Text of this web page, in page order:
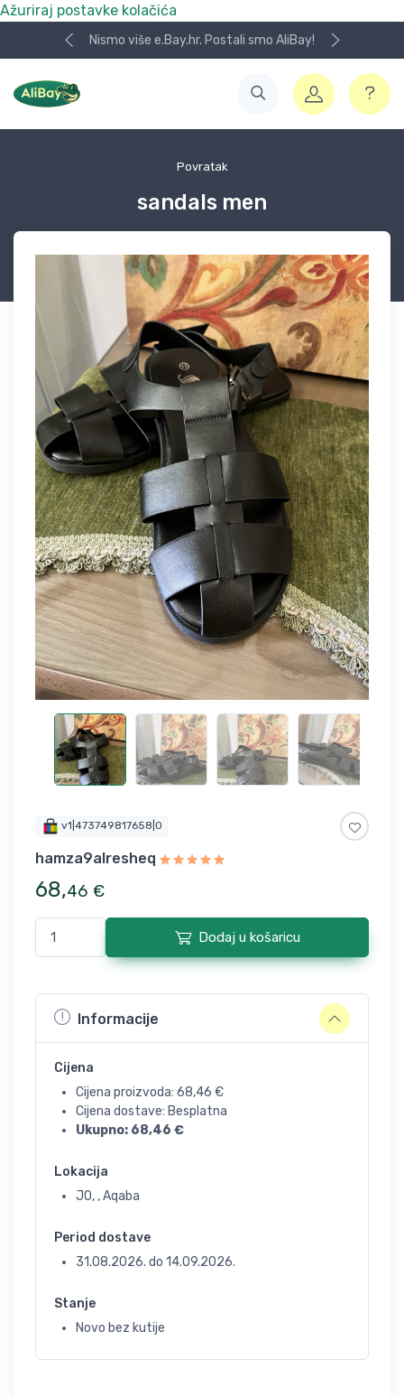
Ažuriraj postavke kolačića
Nismo više e.Bay.hr. Postali smo AliBay!
Povratak
sandals men
v1|473749817658|0
hamza9alresheq
68,46 €
Dodaj u košaricu
Informacije
Cijena
Cijena proizvoda: 68,46 €
Cijena dostave: Besplatna
Ukupno: 68,46 €
Lokacija
JO, , Aqaba
Period dostave
31.08.2026. do 14.09.2026.
Stanje
Novo bez kutije